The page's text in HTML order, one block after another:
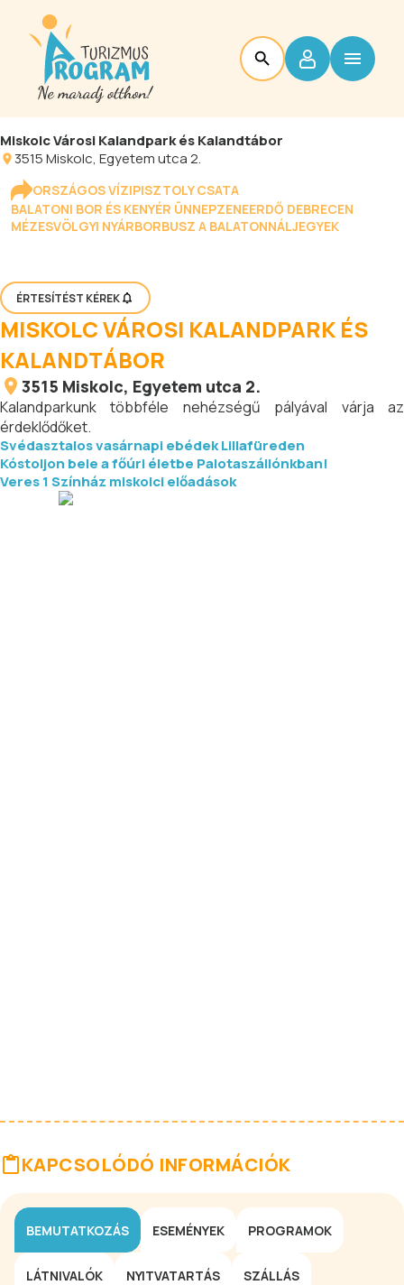
Miskolc Városi Kalandpark és Kalandtábor
3515Miskolc, Egyetem utca 2.
ORSZÁGOS VÍZIPISZTOLY CSATA
BALATONI BOR ÉS KENYÉR ÜNNEPZENEERDŐ DEBRECEN
MÉZESVÖLGYI NYÁRBORBUSZ A BALATONNÁLJEGYEK
ÉRTESÍTÉST KÉREK
MISKOLC VÁROSI KALANDPARK ÉS
KALANDTÁBOR
3515 Miskolc, Egyetem utca 2.
Kalandparkunk többféle nehézségű pályával várja az
érdeklődőket.
Svédasztalos vasárnapi ebédek Lillafüreden
Kóstoljon bele a főúri életbe Palotaszállónkban!
Veres 1 Színház miskolci előadások
KAPCSOLÓDÓ INFORMÁCIÓK
BEMUTATKOZÁS ESEMÉNYEK PROGRAMOK
LÁTNIVALÓK NYITVATARTÁS SZÁLLÁS